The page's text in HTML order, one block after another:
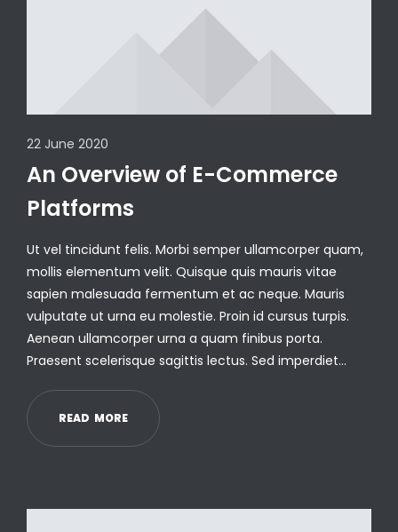
22 June 2020
An Overview of E-Commerce
Platforms
Ut vel tincidunt felis. Morbi semper ullamcorper quam,
mollis elementum velit. Quisque quis mauris vitae
sapien malesuada fermentum et ac neque. Mauris
vulputate ut urna eu molestie. Proin id cursus turpis.
Aenean ullamcorper urna a quam finibus porta.
Praesent scelerisque sagittis lectus. Sed imperdiet…
READ MORE